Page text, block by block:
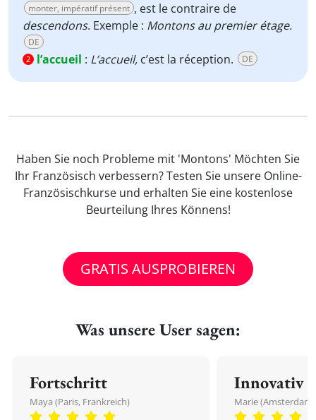
monter, impératif présent , est le contraire de
descendons. Exemple : Montons au premier étage.
DE
2 l’accueil : L’accueil, c’est la réception. DE
Haben Sie noch Probleme mit 'Montons' Möchten Sie
Ihr Französisch verbessern? Testen Sie unsere Online-
Französischkurse und erhalten Sie eine kostenlose
Beurteilung Ihres Könnens!
GRATIS AUSPROBIEREN
Was unsere User sagen:
Fortschritt
Maya (Paris, Frankreich)
Innovativ
Marie